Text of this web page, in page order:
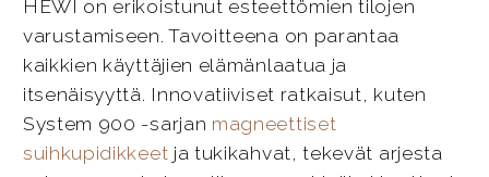
HEWI on erikoistunut esteettömien tilojen
varustamiseen. Tavoitteena on parantaa
kaikkien käyttäjien elämänlaatua ja
itsenäisyyttä. Innovatiiviset ratkaisut, kuten
System 900 -sarjan magneettiset
suihkupidikkeet ja tukikahvat, tekevät arjesta